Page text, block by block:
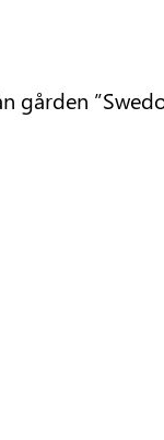
gården